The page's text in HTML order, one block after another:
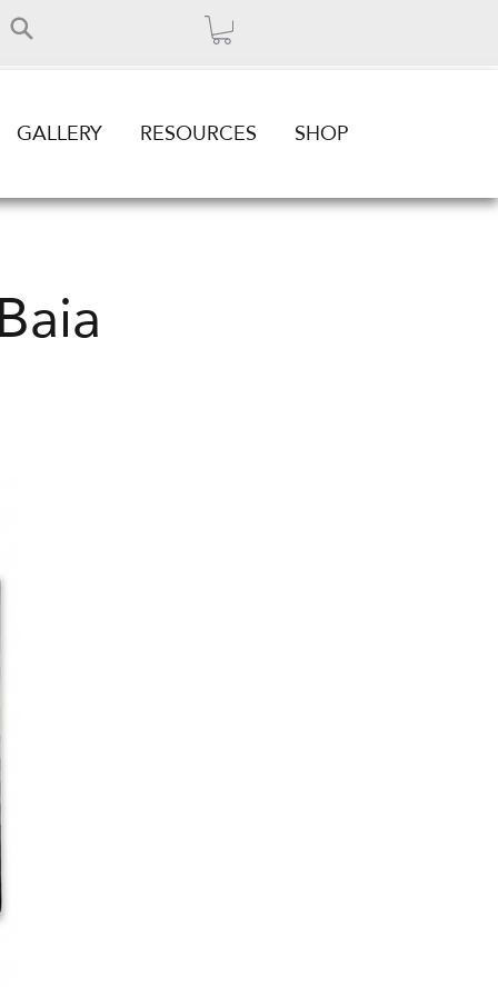
GALLERY RESOURCES SHOP